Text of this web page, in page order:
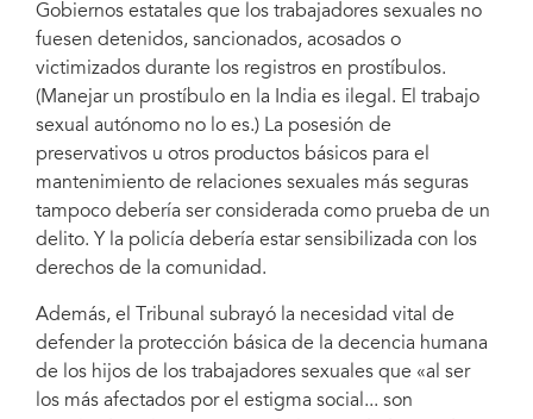
Gobiernos estatales que los trabajadores sexuales no
fuesen detenidos, sancionados, acosados o
victimizados durante los registros en prostíbulos.
(Manejar un prostíbulo en la India es ilegal. El trabajo
sexual autónomo no lo es.) La posesión de
preservativos u otros productos básicos para el
mantenimiento de relaciones sexuales más seguras
tampoco debería ser considerada como prueba de un
delito. Y la policía debería estar sensibilizada con los
derechos de la comunidad.
Además, el Tribunal subrayó la necesidad vital de
defender la protección básica de la decencia humana
de los hijos de los trabajadores sexuales que «al ser
los más afectados por el estigma social... son